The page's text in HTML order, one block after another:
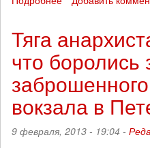
пройдет
в
поддержку
общежитий
и
защитников
Тяга
что боролись
вокзала в
9 февраля, 2013 - 19:04 -